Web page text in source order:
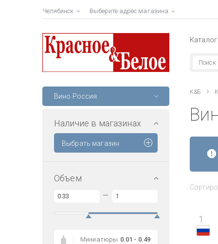
Челябинск Выберите адрес магазина
Каталог
Вино Россия
Наличие в магазинах
Выбрать магазин
Объем
—
Миниатюры 0.01 - 0.49
К&Б
1